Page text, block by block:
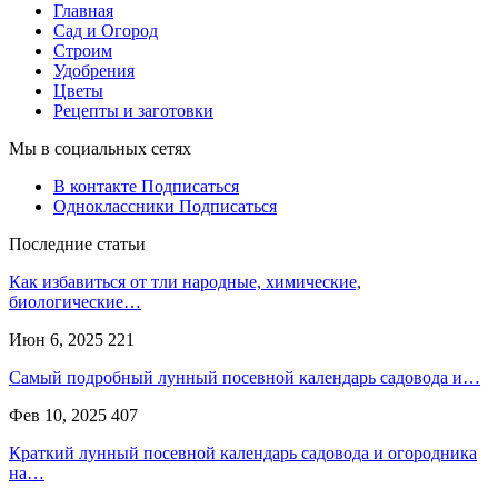
Главная
Сад и Огород
Строим
Удобрения
Цветы
Рецепты и заготовки
Мы в социальных сетях
В контакте Подписаться
Одноклассники Подписаться
Последние статьи
Как избавиться от тли народные, химические,
биологические…
Июн 6, 2025 221
Самый подробный лунный посевной календарь садовода и…
Фев 10, 2025 407
Краткий лунный посевной календарь садовода и огородника
на…